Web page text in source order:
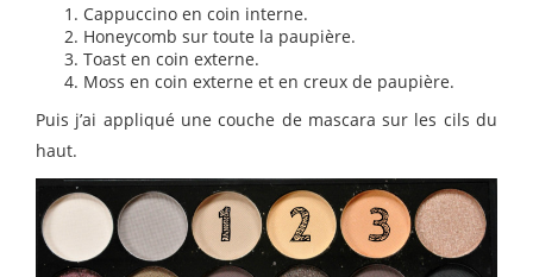
Cappuccino en coin interne.
Honeycomb sur toute la paupière.
Toast en coin externe.
Moss en coin externe et en creux de paupière.
Puis j’ai appliqué une couche de mascara sur les cils du
haut.